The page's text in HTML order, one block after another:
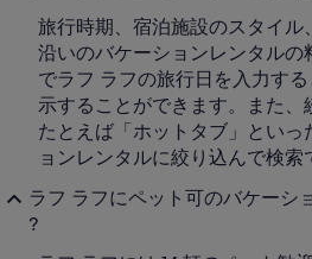
旅行時期、宿泊施設のスタイ
沿いのバケーションレンタル
でラフ ラフの旅行日を入力す
示することができます。また、
たとえば「ホットタブ」とい
ョンレンタルに絞り込んで検索
ラフ ラフにペット可のバケーシ
?